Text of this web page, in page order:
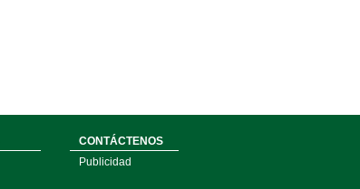
CONTÁCTENOS
Publicidad